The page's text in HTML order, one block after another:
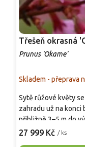
Třešeň okrasná
Prunus 'Okame'
Skladem - přeprava
27 999 Kč / ks
Sytě růžové květy
zahradu už na konci
přibližně 3–5 m do
oválnou až později